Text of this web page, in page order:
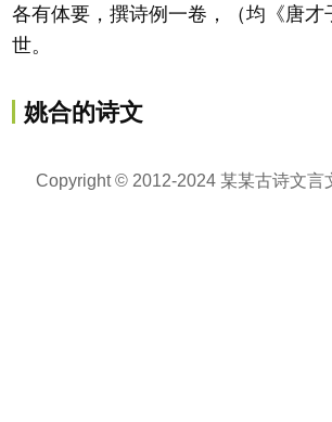
各有体要，撰诗例一卷，（均《唐才
世。
姚合的诗文
Copyright © 2012-2024 某某古诗文言